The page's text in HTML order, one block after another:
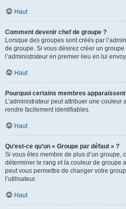
Haut
Comment devenir chef de groupe ?
Lorsque des groupes sont créés par
de groupe. Si vous désirez créer un groupe
l’administrateur en premier lieu en lui
Haut
Pourquoi certains membres
L’administrateur peut attribuer une couleur
rendre facilement identifiables.
Haut
Qu’est-ce qu’un « Groupe par défaut » ?
Si vous êtes membre de plus d’un groupe,
déterminer le rang et la couleur de groupe
peut vous permettre de changer votre
l’utilisateur.
Haut